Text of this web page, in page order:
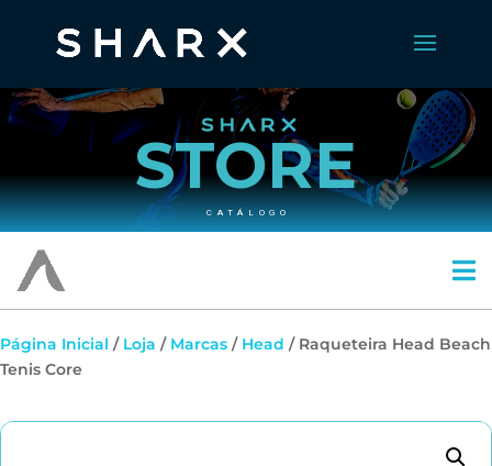
STORE
CATÁLOGO
Página Inicial / Loja / Marcas / Head / Raqueteira Head Beach
Tenis Core